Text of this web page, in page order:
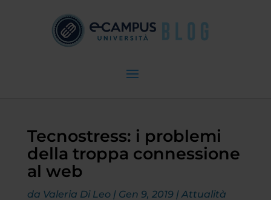
Tecnostress: i problemi
della troppa connessione
al web
da Valeria Di Leo| Gen 9, 2019|Attualità